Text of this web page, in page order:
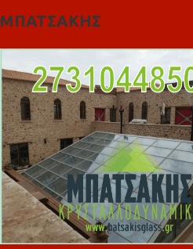
ΜΠΑΤΣΑΚΗΣ